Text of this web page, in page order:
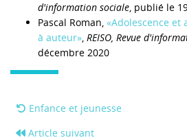
d'information sociale, publié le
Pascal Roman, «Adolescence et
à auteur», REISO, Revue
décembre 2020
Enfance et jeunesse
Article suivant